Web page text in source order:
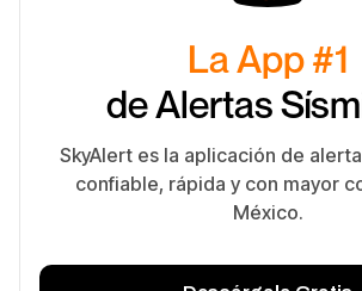
La App #1
de Alertas
SkyAlert es la aplicación de
confiable, rápida y con mayor
México.